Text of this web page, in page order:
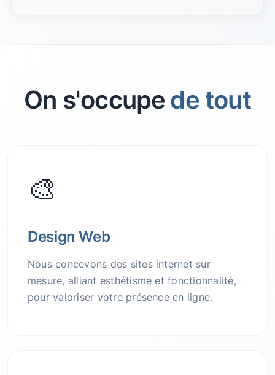
On s'occupe de tout
🎨
Design Web
Nous concevons des sites internet sur
mesure, alliant esthétisme et fonctionnalité,
pour valoriser votre présence en ligne.